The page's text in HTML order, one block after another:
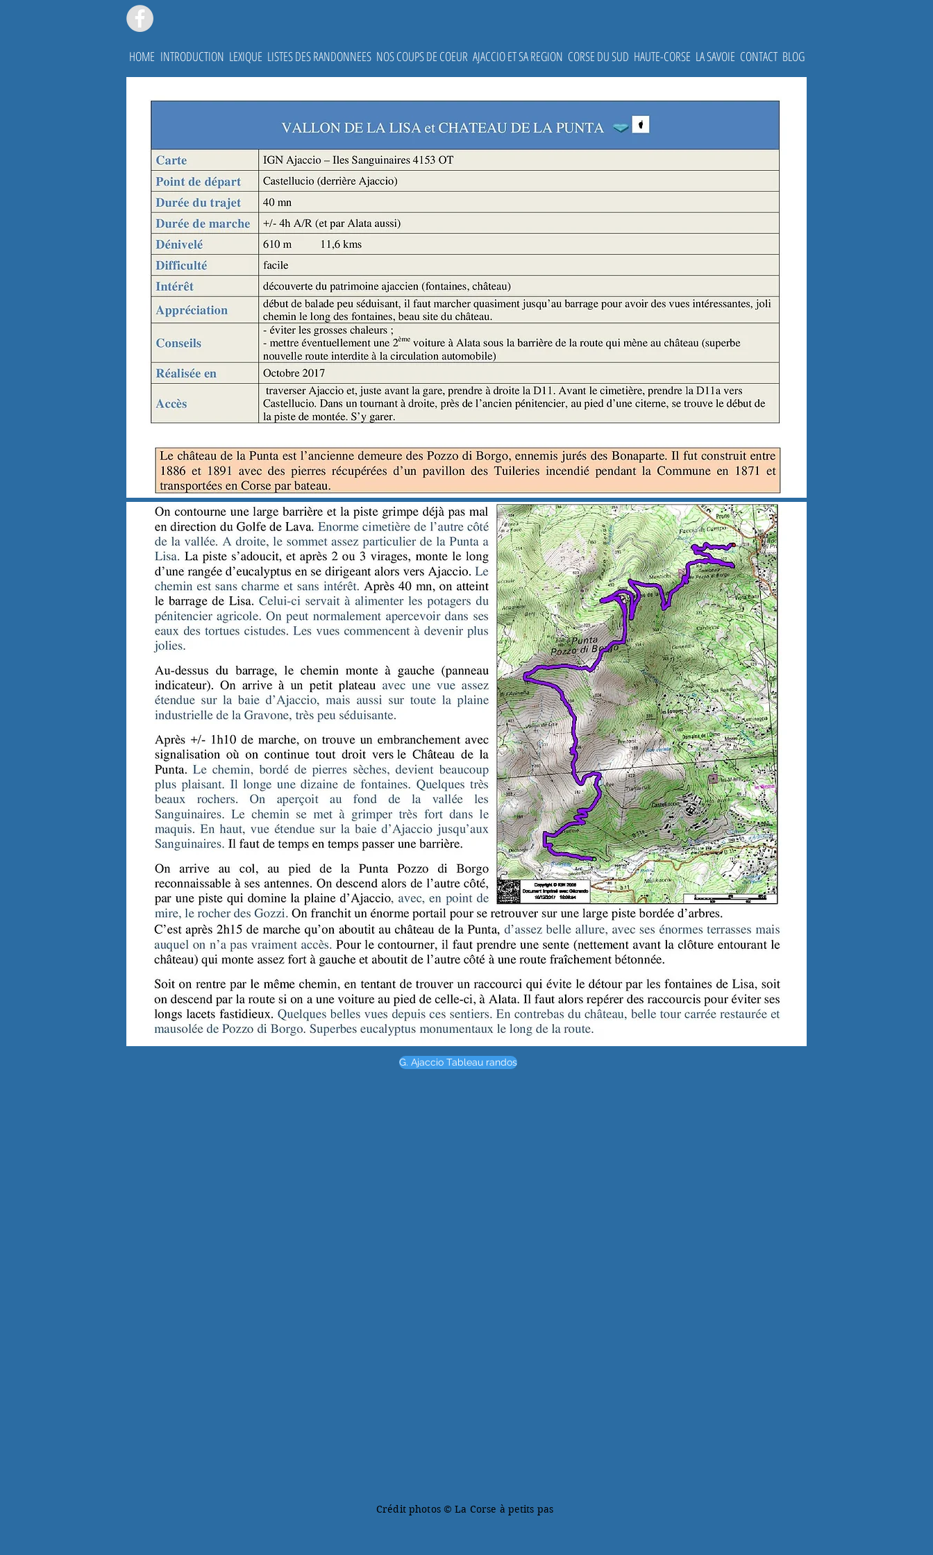
HOME INTRODUCTION LEXIQUE LISTES DES RANDONNEES NOS COUPS DE COEUR AJACCIO ET SA REGION CORSE DU SUD HAUTE-CORSE LA SAVOIE CONTACT BLOG
G. Ajaccio Tableau randos
Crédit photos © La Corse à petits pas